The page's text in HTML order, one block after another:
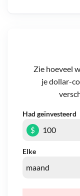
Zie hoeveel
je dollar-
Had geïnvesteerd
Elke
$